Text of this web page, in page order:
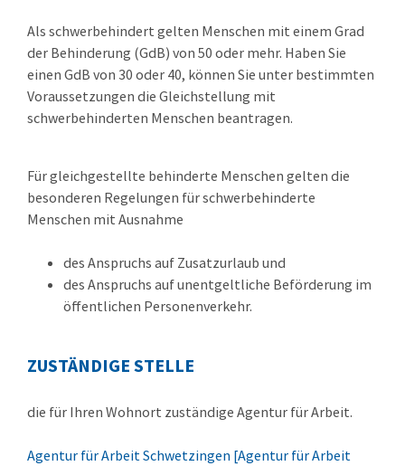
Als schwerbehindert gelten Menschen mit einem Grad
der Behinderung (GdB) von 50 oder mehr. Haben Sie
einen GdB von 30 oder 40, können Sie unter bestimmten
Voraussetzungen die Gleichstellung mit
schwerbehinderten Menschen beantragen.
Für gleichgestellte behinderte Menschen gelten die
besonderen Regelungen für schwerbehinderte
Menschen mit Ausnahme
des Anspruchs auf Zusatzurlaub und
des Anspruchs auf unentgeltliche Beförderung im
öffentlichen Personenverkehr.
ZUSTÄNDIGE STELLE
die für Ihren Wohnort zuständige Agentur für Arbeit.
Agentur für Arbeit Schwetzingen [Agentur für Arbeit